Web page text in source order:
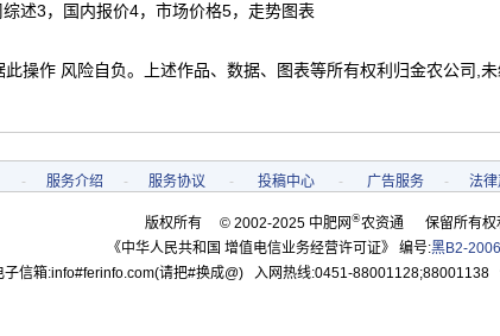
述3，国内报价4，市场价格5，走势图表
操作 风险自负。上述作品、数据、图表等所有权利归金农公司,
- 服务介绍 - 服务协议 - 投稿中心 - 广告服务 - 法律
版权所有 © 2002-2025 中肥网®农资通 保留所有权
《中华人民共和国 增值电信业务经营许可证》 编号:黑B2-
子信箱:info#ferinfo.com(请把#换成@) 入网热线:0451-